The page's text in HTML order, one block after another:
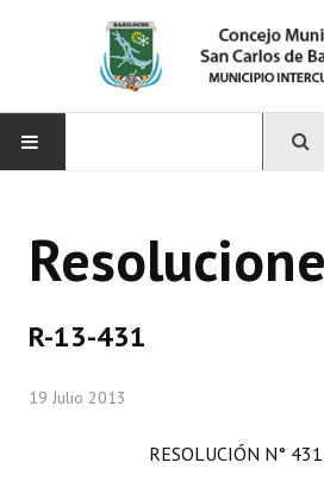
CONCEJO
Comisiones Especiales
R-13-431
19 Julio 2013
RESOLUCIÓN N°